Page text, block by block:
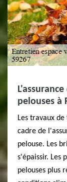
pelouses à
Les travaux
cadre de
pelouse. Les
s'épaissir. Les
pelouses plus